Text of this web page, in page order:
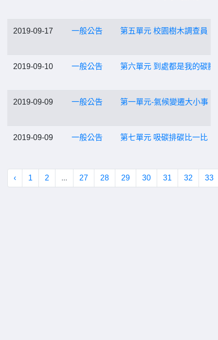
2019-09-17 一般公告 第五單元 校園樹木調查員
2019-09-10 一般公告 第六單元 到處都是我的碳腳
2019-09-09 一般公告 第一單元-氣候變遷大小事
2019-09-09 一般公告 第七單元 吸碳排碳比一比
‹ 1 2 ... 27 28 29 30 31 32 33